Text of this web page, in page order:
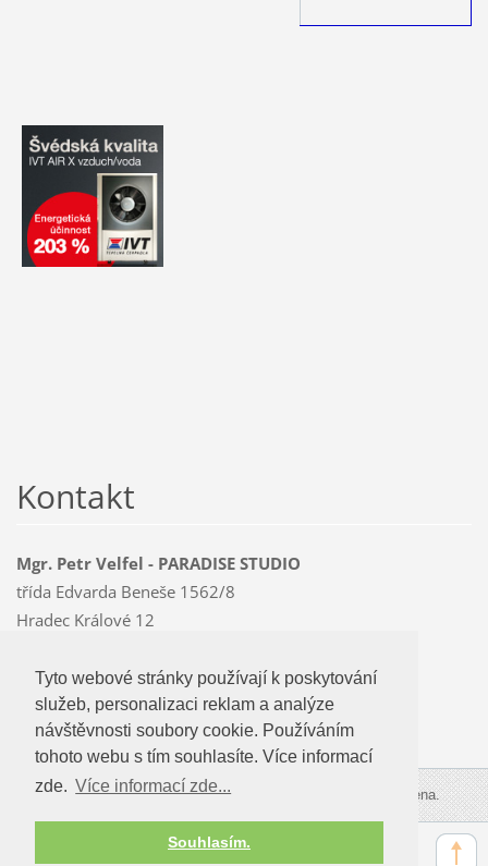
Tyto webové stránky používají k poskytování
služeb, personalizaci reklam a analýze
návštevnosti soubory cookie. Používáním
tohoto webu s tím souhlasíte.
Více informací zde...
Souhlasím.
Tyto webové stránky používají k poskytování
služeb, personalizaci reklam a analýze
návštěvnosti soubory cookie. Používáním
tohoto webu s tím souhlasíte. Více informací
zde. Více informací zde...
Souhlasím.
Kontakt
Mgr. Petr Velfel - PARADISE STUDIO
třída Edvarda Beneše 1562/8
Hradec Králové 12
Mobil: 603 478 763
paradise@czMEDIA.eu
© 2009-2026 PARADISE STUDIO. Všechna práva vyhrazena.
Standardní verzi